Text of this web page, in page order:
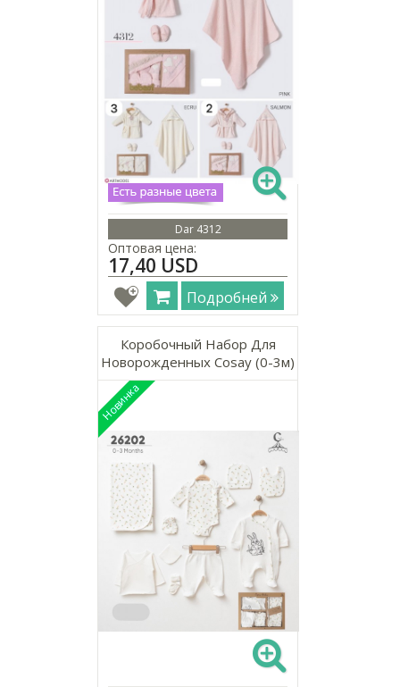
Dar 4312
Оптовая цена:
17,40 USD
Подробней
Коробочный Набор Для
Новорожденных Cosay (0-3м)